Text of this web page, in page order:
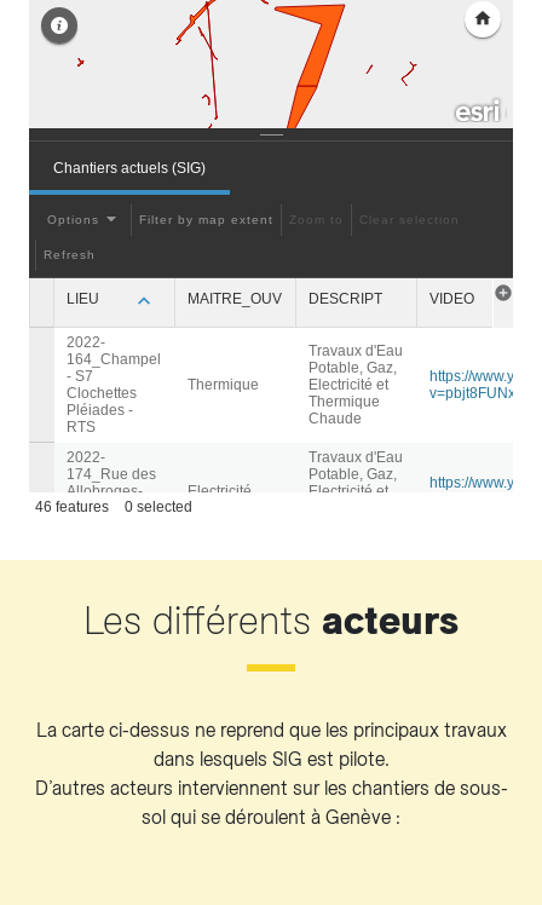
Les différents acteurs
La carte ci-dessus ne reprend que les principaux travaux
dans lesquels SIG est pilote.
D’autres acteurs interviennent sur les chantiers de sous-
sol qui se déroulent à Genève :